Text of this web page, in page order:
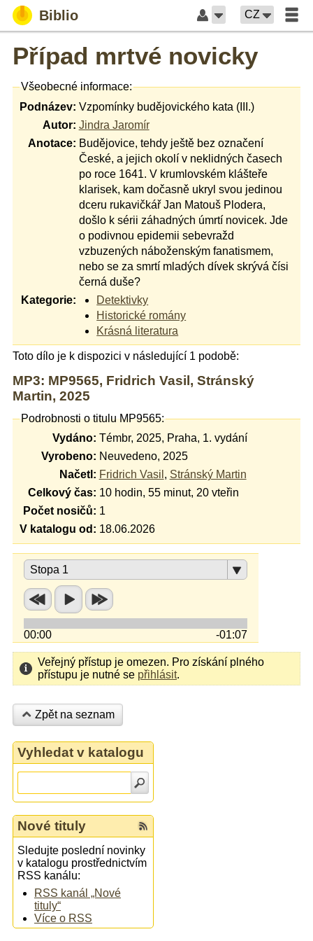
Biblio CZ
Případ mrtvé novicky
Všeobecné informace:
Podnázev: Vzpomínky budějovického kata (III.)
Autor: Jindra Jaromír
Anotace: Budějovice, tehdy ještě bez označení
České, a jejich okolí v neklidných časech
po roce 1641. V krumlovském klášteře
klarisek, kam dočasně ukryl svou jedinou
dceru rukavičkář Jan Matouš Plodera,
došlo k sérii záhadných úmrtí novicek. Jde
o podivnou epidemii sebevražd
vzbuzených náboženským fanatismem,
nebo se za smrtí mladých dívek skrývá čísi
černá duše?
Kategorie:
Detektivky
Historické romány
Krásná literatura
Toto dílo je k dispozici v následující 1 podobě:
MP3: MP9565, Fridrich Vasil, Stránský
Martin, 2025
Podrobnosti o titulu MP9565:
Vydáno: Témbr, 2025, Praha, 1. vydání
Vyrobeno: Neuvedeno, 2025
Načetl: Fridrich Vasil , Stránský Martin
Celkový čas: 10 hodin, 55 minut, 20 vteřin
Počet nosičů: 1
V katalogu od: 18.06.2026
Stopa 1
00:00 -01:07
Veřejný přístup je omezen. Pro získání plného
přístupu je nutné se přihlásit.
Zpět na seznam
Vyhledat v katalogu
Nové tituly
Sledujte poslední novinky
v katalogu prostřednictvím
RSS kanálu:
RSS kanál „Nové
tituly“
Více o RSS